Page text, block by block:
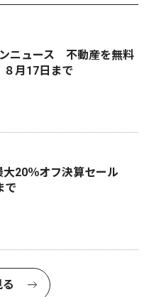
ニュース 不動産を無料
月17日まで
20％オフ決算セール
で